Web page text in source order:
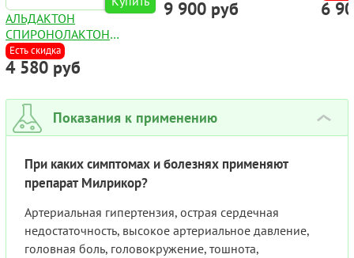
АЛЬДАКТОН
CПИРОНОЛАКТОН
КАПСУЛЫ 100МГ №50
Есть скидка
4 580 руб
49МГ+51МГ №56
9 900 руб 6
Показания к применению ›
При каких симптомах и болезнях применяют
препарат Милрикор?
Артериальная гипертензия, острая сердечная
недостаточность, высокое артериальное давление,
головная боль, головокружение, тошнота,